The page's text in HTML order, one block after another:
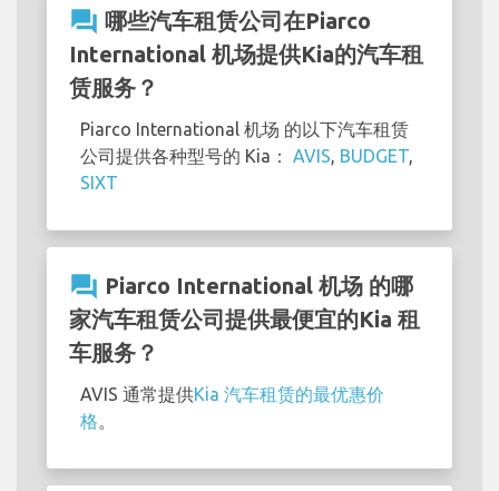
question_answer 哪些汽车租赁公司在Piarco
International 机场提供Kia的汽车租
赁服务？
Piarco International 机场 的以下汽车租赁
公司提供各种型号的 Kia： AVIS BUDGET
SIXT
question_answer Piarco International 机场 的哪
家汽车租赁公司提供最便宜的Kia 租
车服务？
AVIS 通常提供Kia 汽车租赁的最优惠价
格